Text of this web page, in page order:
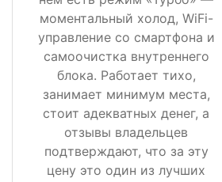
моментальный холод, WiFi-
управление со смартфона и
самоочистка внутреннего
блока. Работает тихо,
занимает минимум места,
стоит адекватных денег, а
отзывы владельцев
подтверждают, что за эту
цену это один из лучших